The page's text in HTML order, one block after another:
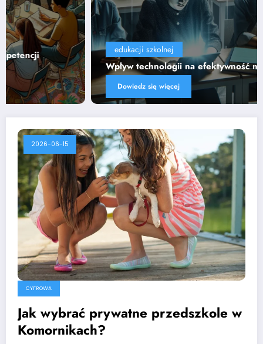
edukacji szkolnej
Wpływ technologii na efektywność nauczania
Dowiedz się więcej
2026-06-15
CYFROWA
Jak wybrać prywatne przedszkole w
Komornikach?